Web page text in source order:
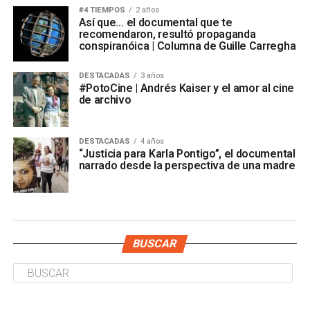
#4 TIEMPOS 2 años
Así que… el documental que te
recomendaron, resultó propaganda
conspiranóica | Columna de Guille Carregha
DESTACADAS 3 años
#PotoCine | Andrés Kaiser y el amor al cine
de archivo
DESTACADAS 4 años
“Justicia para Karla Pontigo”, el documental
narrado desde la perspectiva de una madre
BUSCAR